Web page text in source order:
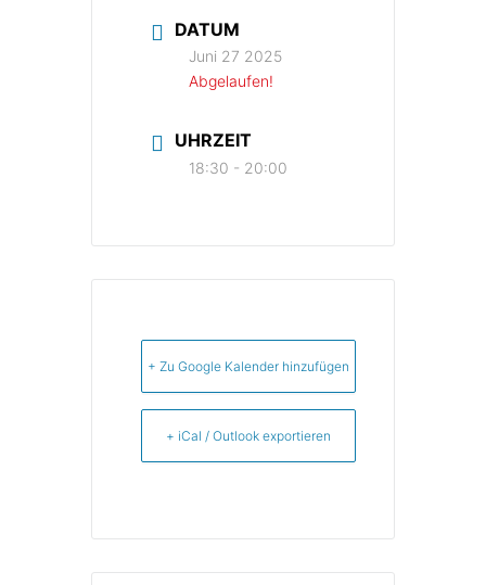
DATUM
Juni 27 2025
Abgelaufen!
UHRZEIT
18:30 - 20:00
+ Zu Google Kalender hinzufügen
+ iCal / Outlook exportieren